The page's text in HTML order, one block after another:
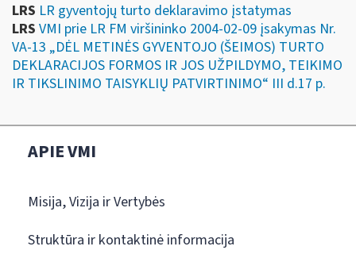
LRS LR gyventojų turto deklaravimo įstatymas
LRS VMI prie LR FM viršininko 2004-02-09 įsakymas Nr.
VA-13 „DĖL METINĖS GYVENTOJO (ŠEIMOS) TURTO
DEKLARACIJOS FORMOS IR JOS UŽPILDYMO, TEIKIMO
IR TIKSLINIMO TAISYKLIŲ PATVIRTINIMO“ III d.17 p.
APIE VMI
Misija, Vizija ir Vertybės
Struktūra ir kontaktinė informacija